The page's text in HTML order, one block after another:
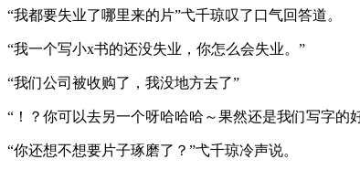
“我都要失业了哪里来的片”弋千琼叹了口气回答道。
“我一个写小x书的还没失业，你怎么会失业。”
“我们公司被收购了，我没地方去了”
“！？你可以去另一个呀哈哈哈～果然还是我们写字的
“你还想不想要片子琢磨了？”弋千琼冷声说。